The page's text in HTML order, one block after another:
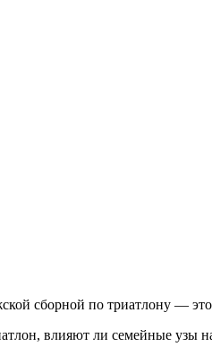
сборной по триатлону —
влияют ли семейные узы